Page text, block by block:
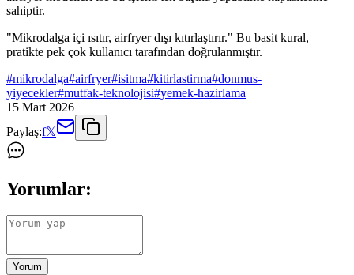
sahiptir.
"Mikrodalga içi ısıtır, airfryer dışı kıtırlaştırır." Bu basit kural,
pratikte pek çok kullanıcı tarafından doğrulanmıştır.
#mikrodalga#airfryer#isitma#kitirlastirma#donmus-
yiyecekler#mutfak-teknolojisi#yemek-hazirlama
15 Mart 2026
Paylaş:f𝕏
Yorumlar:
Yorum